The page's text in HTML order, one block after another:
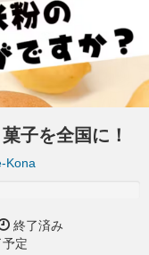
子を全国に！
Kona
終了済み
定